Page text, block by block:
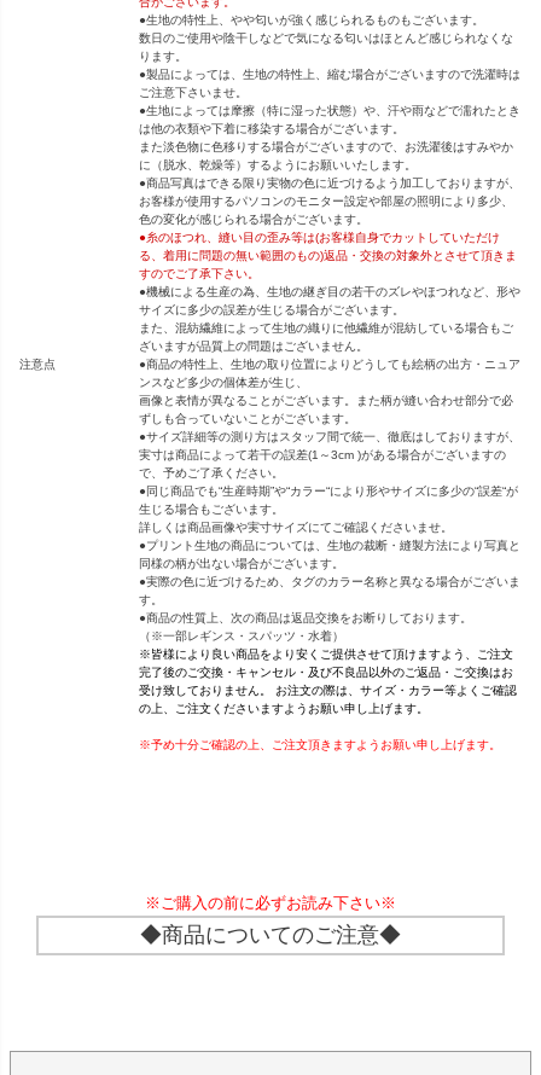
注意点
●生地の特性上、やや匂いが強く感じられるものもございます。
数日のご使用や陰干しなどで気になる匂いはほとんど感じられなくな
ります。
●製品によっては、生地の特性上、縮む場合がございますので洗濯時は
ご注意下さいませ。
●生地によっては摩擦（特に湿った状態）や、汗や雨などで濡れたとき
は他の衣類や下着に移染する場合がございます。
また淡色物に色移りする場合がございますので、お洗濯後はすみやか
に（脱水、乾燥等）するようにお願いいたします。
●商品写真はできる限り実物の色に近づけるよう加工しておりますが、
お客様が使用するパソコンのモニター設定や部屋の照明により多少、
色の変化が感じられる場合がございます。
●糸のほつれ、縫い目の歪み等は(お客様自身でカットしていただけ
る、着用に問題の無い範囲のもの)返品・交換の対象外とさせて頂きま
すのでご了承下さい。
●機械による生産の為、生地の継ぎ目の若干のズレやほつれなど、形や
サイズに多少の誤差が生じる場合がございます。
また、混紡繊維によって生地の織りに他繊維が混紡している場合もご
ざいますが品質上の問題はございません。
●商品の特性上、生地の取り位置によりどうしても絵柄の出方・ニュア
ンスなど多少の個体差が生じ、
画像と表情が異なることがございます。また柄が縫い合わせ部分で必
ずしも合っていないことがございます。
●サイズ詳細等の測り方はスタッフ間で統一、徹底はしておりますが、
実寸は商品によって若干の誤差(1～3cm )がある場合がございますの
で、予めご了承ください。
●同じ商品でも“生産時期”や“カラー“により形やサイズに多少の“誤差“が
生じる場合もございます。
詳しくは商品画像や実寸サイズにてご確認くださいませ。
●プリント生地の商品については、生地の裁断・縫製方法により写真と
同様の柄が出ない場合がございます。
●実際の色に近づけるため、タグのカラー名称と異なる場合がございま
す。
●商品の性質上、次の商品は返品交換をお断りしております。
（※一部レギンス・スパッツ・水着）
※皆様により良い商品をより安くご提供させて頂けますよう、ご注文
完了後のご交換・キャンセル・及び不良品以外のご返品・ご交換はお
受け致しておりません。 お注文の際は、サイズ・カラー等よくご確認
の上、ご注文くださいますようお願い申し上げます。
※予め十分ご確認の上、ご注文頂きますようお願い申し上げます。
※ご購入の前に必ずお読み下さい※
◆商品についてのご注意◆